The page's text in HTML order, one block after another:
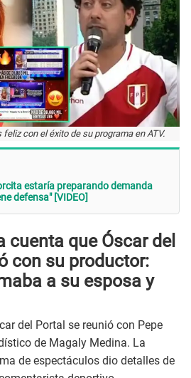
con el éxito de su programa en ATV.
estaría preparando demanda
defensa" [VIDEO]
cuenta que Óscar del
con su productor:
a su esposa y
del Portal se reunió con Pepe
de Magaly Medina. La
de espectáculos dio detalles de